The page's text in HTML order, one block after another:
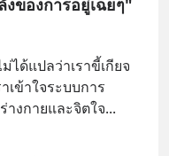
ของการอยู่เฉยๆ"
ได้แปลว่าเราขี้เกียจ
ข้าใจระบบการ
งกายและจิตใจ